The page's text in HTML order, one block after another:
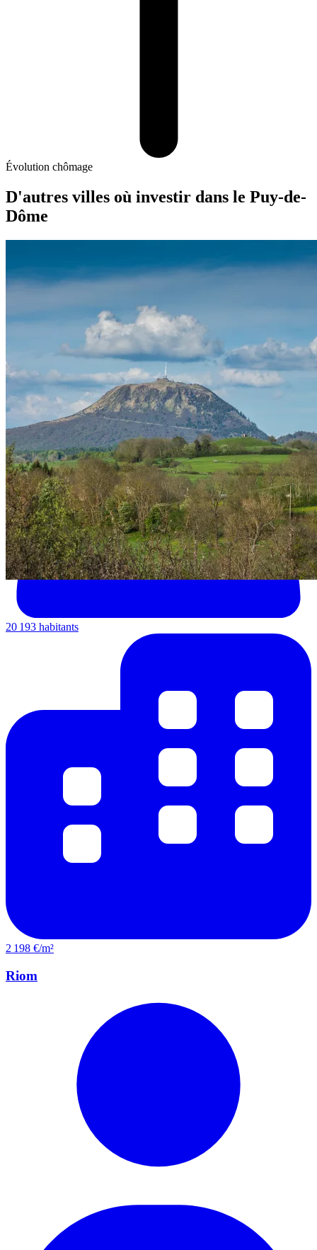
Évolution chômage
D'autres villes où investir dans le Puy-de-
Dôme
20 193 habitants
2 198 €/m²
Riom